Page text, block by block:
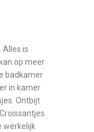
Alles is
op meer
badkamer
in kamer
Ontbijt
werkelijk